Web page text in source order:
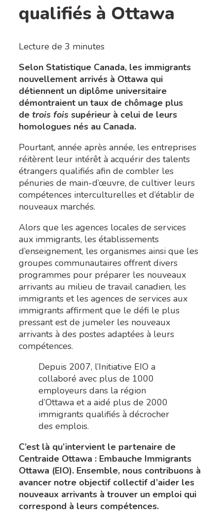
qualifiés à Ottawa
Lecture de 3 minutes
Selon Statistique Canada, les immigrants
nouvellement arrivés à Ottawa qui
détiennent un diplôme universitaire
démontraient un taux de chômage plus
de trois fois supérieur à celui de leurs
homologues nés au Canada.
Pourtant, année après année, les entreprises
réitèrent leur intérêt à acquérir des talents
étrangers qualifiés afin de combler les
pénuries de main-d’œuvre, de cultiver leurs
compétences interculturelles et d’établir de
nouveaux marchés.
Alors que les agences locales de services
aux immigrants, les établissements
d’enseignement, les organismes ainsi que les
groupes communautaires offrent divers
programmes pour préparer les nouveaux
arrivants au milieu de travail canadien, les
immigrants et les agences de services aux
immigrants affirment que le défi le plus
pressant est de jumeler les nouveaux
arrivants à des postes adaptées à leurs
compétences.
Depuis 2007, l’Initiative EIO a
collaboré avec plus de 1000
employeurs dans la région
d’Ottawa et a aidé plus de 2000
immigrants qualifiés à décrocher
des emplois.
C’est là qu’intervient le partenaire de
Centraide Ottawa : Embauche Immigrants
Ottawa (EIO). Ensemble, nous contribuons à
avancer notre objectif collectif d’aider les
nouveaux arrivants à trouver un emploi qui
correspond à leurs compétences.